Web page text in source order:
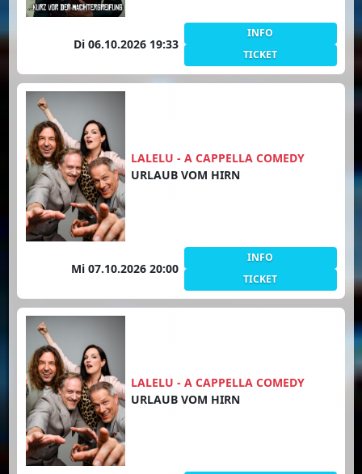
Di 06.10.2026 19:33
INFO
TICKET
LALELU - A CAPPELLA COMEDY
URLAUB VOM HIRN
Mi 07.10.2026 20:00
INFO
TICKET
LALELU - A CAPPELLA COMEDY
URLAUB VOM HIRN